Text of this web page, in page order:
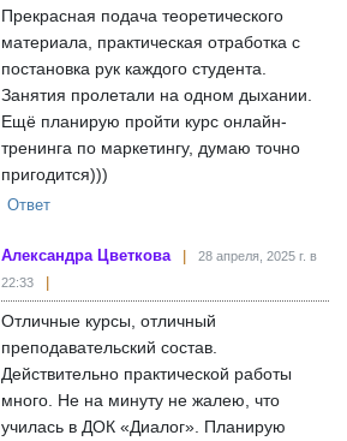
Прекрасная подача теоретического
материала, практическая отработка с
постановка рук каждого студента.
Занятия пролетали на одном дыхании.
Ещё планирую пройти курс онлайн-
тренинга по маркетингу, думаю точно
пригодится)))
Ответ
Александра Цветкова
28 апреля, 2025 г. в
22:33
Отличные курсы, отличный
преподавательский состав.
Действительно практической работы
много. Не на минуту не жалею, что
училась в ДОК «Диалог». Планирую